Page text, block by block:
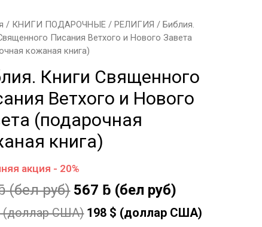
/ КНИГИ ПОДАРОЧНЫЕ /РЕЛИГИЯ / Библия.
Писания Ветхого и Нового Завета
кожаная книга)
Книги Священного
Ветхого и Нового
(подарочная
книга)
акция - 20%
(бел руб) 567 ƃ (бел руб)
(доллар США) 198 $ (доллар США)